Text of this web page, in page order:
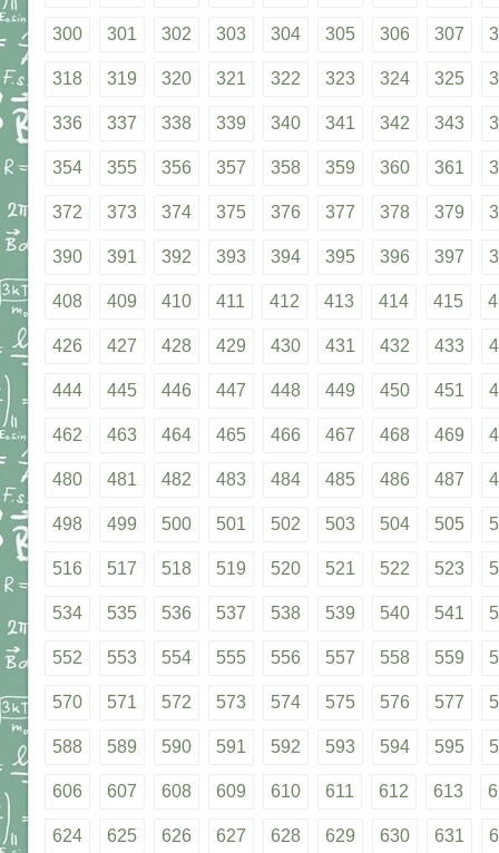
300 301 302 303 304 305 306 307
318 319 320 321 322 323 324 325
336 337 338 339 340 341 342 343
354 355 356 357 358 359 360 361
372 373 374 375 376 377 378 379
390 391 392 393 394 395 396 397
408 409 410 411 412 413 414 415
426 427 428 429 430 431 432 433
444 445 446 447 448 449 450 451
462 463 464 465 466 467 468 469
480 481 482 483 484 485 486 487
498 499 500 501 502 503 504 505
516 517 518 519 520 521 522 523
534 535 536 537 538 539 540 541
552 553 554 555 556 557 558 559
570 571 572 573 574 575 576 577
588 589 590 591 592 593 594 595
606 607 608 609 610 611 612 613
624 625 626 627 628 629 630 631